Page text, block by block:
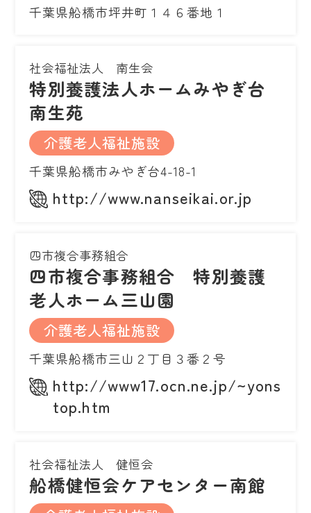
千葉県船橋市坪井町１４６番地１
社会福祉法人 南生会
特別養護法人ホームみやぎ台
南生苑
介護老人福祉施設
千葉県船橋市みやぎ台4-18-1
http://www.nanseikai.or.jp
四市複合事務組合
四市複合事務組合 特別養護
老人ホーム三山園
介護老人福祉施設
千葉県船橋市三山２丁目３番２号
http://www17.ocn.ne.jp/~yonshi/
top.htm
社会福祉法人 健恒会
船橋健恒会ケアセンター南館